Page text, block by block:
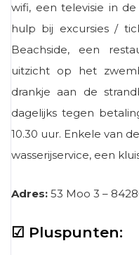
wifi, een televisie in
hulp bij excursies /
Beachside, een
uitzicht op het
drankje aan de
dagelijks tegen
10.30 uur. Enkele van
wasserijservice, een
Adres: 53 Moo 3 –
☑ Pluspunten: